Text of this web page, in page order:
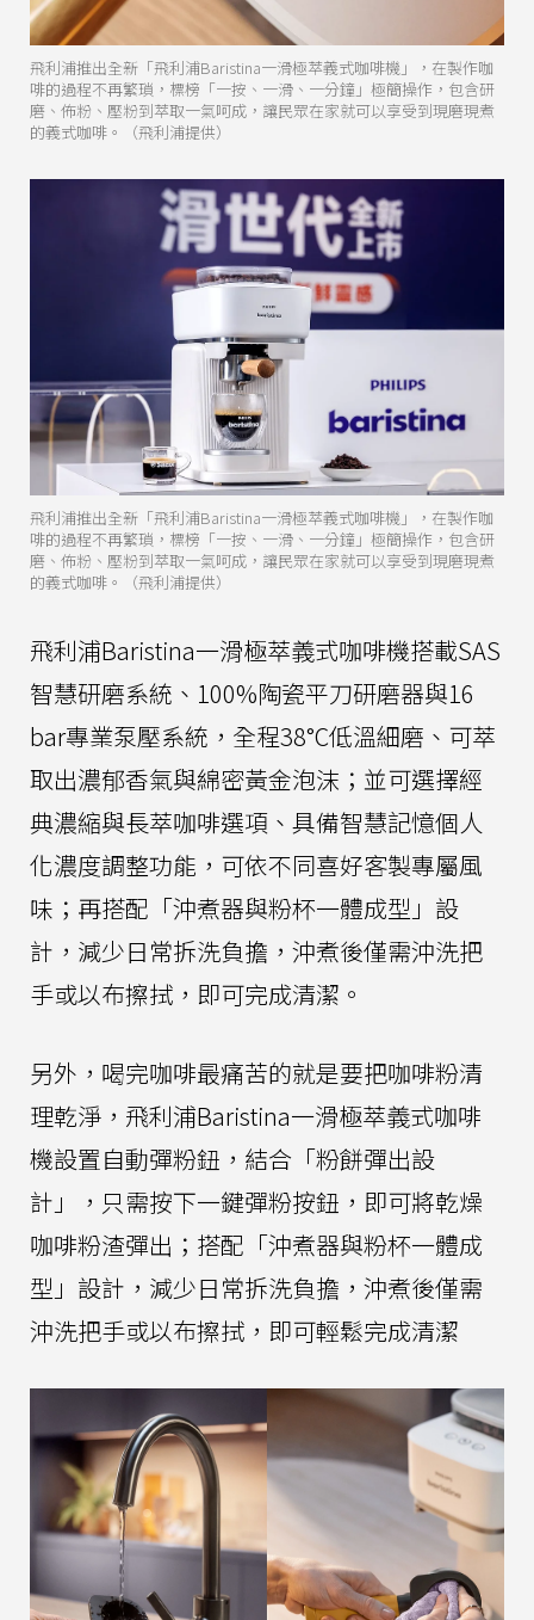
飛利浦推出全新「飛利浦Baristina一滑極萃義式咖啡機」，在製作咖
啡的過程不再繁瑣，標榜「一按、一滑、一分鐘」極簡操作，包含研
磨、佈粉、壓粉到萃取一氣呵成，讓民眾在家就可以享受到現磨現煮
的義式咖啡。（飛利浦提供）
飛利浦推出全新「飛利浦Baristina一滑極萃義式咖啡機」，在製作咖
啡的過程不再繁瑣，標榜「一按、一滑、一分鐘」極簡操作，包含研
磨、佈粉、壓粉到萃取一氣呵成，讓民眾在家就可以享受到現磨現煮
的義式咖啡。（飛利浦提供）
飛利浦Baristina一滑極萃義式咖啡機搭載SAS
智慧研磨系統、100%陶瓷平刀研磨器與16
bar專業泵壓系統，全程38°C低溫細磨、可萃
取出濃郁香氣與綿密黃金泡沫；並可選擇經
典濃縮與長萃咖啡選項、具備智慧記憶個人
化濃度調整功能，可依不同喜好客製專屬風
味；再搭配「沖煮器與粉杯一體成型」設
計，減少日常拆洗負擔，沖煮後僅需沖洗把
手或以布擦拭，即可完成清潔。
另外，喝完咖啡最痛苦的就是要把咖啡粉清
理乾淨，飛利浦Baristina一滑極萃義式咖啡
機設置自動彈粉鈕，結合「粉餅彈出設
計」，只需按下一鍵彈粉按鈕，即可將乾燥
咖啡粉渣彈出；搭配「沖煮器與粉杯一體成
型」設計，減少日常拆洗負擔，沖煮後僅需
沖洗把手或以布擦拭，即可輕鬆完成清潔